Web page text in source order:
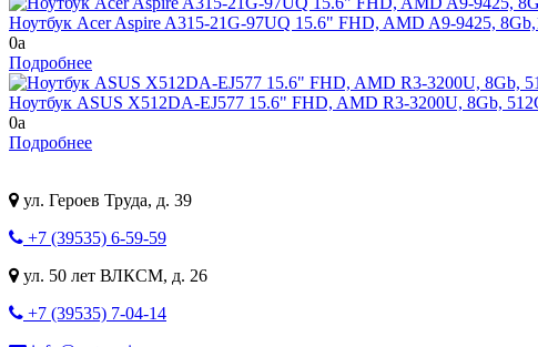
Ноутбук Acer Aspire A315-21G-97UQ 15.6" FHD, AMD A9-9425,
0a
Подробнее
Ноутбук ASUS X512DA-EJ577 15.6" FHD, AMD R3-3200U, 8Gb,
0a
Подробнее
ул. Героев Труда, д. 39
+7 (39535) 6-59-59
ул. 50 лет ВЛКСМ, д. 26
+7 (39535) 7-04-14